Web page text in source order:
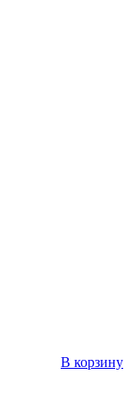
В корзину